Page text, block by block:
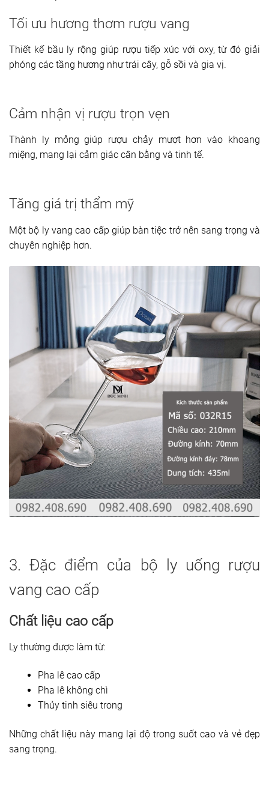
Tối ưu hương thơm rượu vang
Thiết kế bầu ly rộng giúp rượu tiếp xúc với oxy, từ đó giải
phóng các tầng hương như trái cây, gỗ sồi và gia vị.
Cảm nhận vị rượu trọn vẹn
Thành ly mỏng giúp rượu chảy mượt hơn vào khoang
miệng, mang lại cảm giác cân bằng và tinh tế.
Tăng giá trị thẩm mỹ
Một bộ ly vang cao cấp giúp bàn tiệc trở nên sang trọng và
chuyên nghiệp hơn.
3. Đặc điểm của bộ ly uống rượu
vang cao cấp
Chất liệu cao cấp
Ly thường được làm từ:
Pha lê cao cấp
Pha lê không chì
Thủy tinh siêu trong
Những chất liệu này mang lại độ trong suốt cao và vẻ đẹp
sang trọng.